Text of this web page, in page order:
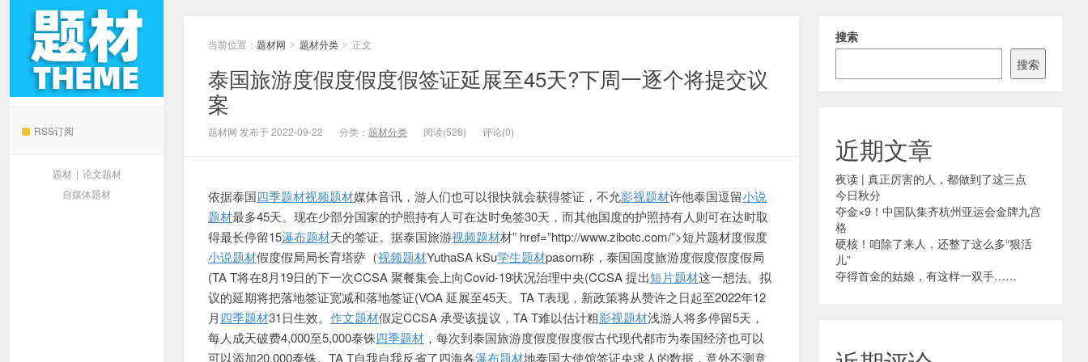
RSS订阅
题材 | 论文题材
自媒体题材
当前位置： 题材网 > 题材分类 > 正文
泰国旅游度假度假度假签证延展至45天?下周一逐个将提交议
案
题材网 发布于 2022-09-22 分类： 题材分类 阅读(528) 评论(0)
依据泰国四季题材视频题材媒体音讯，游人们也可以很快就会获得签证，不允影视题材许他泰国逗留小说
题材最多45天。现在少部分国家的护照持有人可在达时免签30天，而其他国度的护照持有人则可在达时取
得最长停留15瀑布题材天的签证。据泰国旅游视频题材材” href=”http://www.zibotc.com/”>短片题材度假度
小说题材假度假局局长育塔萨（视频题材YuthaSAkSu学生题材pasorn称，泰国国度旅游度假度假度假局
(TA T将在8月19日的下一次CCSA 聚餐集会上向Covid-19状况治理中央(CCSA 提出短片题材这一想法。拟
议的延期将把落地签证宽减和落地签证(VOA 延展至45天。TA T表现，新政策将从赞许之日起至2022年12
月四季题材31日生效。 作文题材假定CCSA 承受该提议，TA T难以估计粗影视题材浅游人将多停留5天，
每人成天破费4,000至5,000泰铢四季题材 ，每次到泰国旅游度假度假度假古代现代都市为泰国经济也可以
可以添加20,000泰铢。TA T自我自我反省了四海各瀑布题材地泰国大使馆签证央求人的数据，意外不测意
搜索
搜索
近期文章
夜读 | 真正厉害的人，都做到了这三点
今日秋分
夺金×9！中国队集齐杭州亚运会金牌九宫
格
硬核！咱除了来人，还整了这么多“狠活
儿”
夺得首金的姑娘，有这样一双手……